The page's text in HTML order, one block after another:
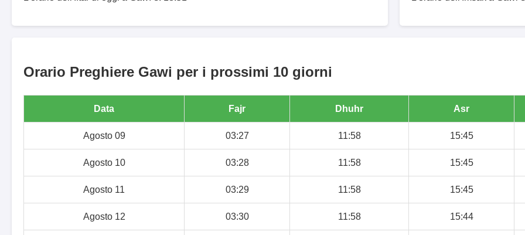
Orario Preghiere Gawi per i prossimi 10 giorni
Data Fajr Dhuhr Asr
Agosto 09 03:27 11:58 15:45
Agosto 10 03:28 11:58 15:45
Agosto 11 03:29 11:58 15:45
Agosto 12 03:30 11:58 15:44